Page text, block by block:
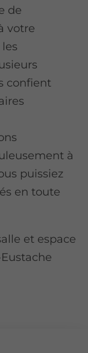
de
votre
confient
à
puissiez
en toute
et espace